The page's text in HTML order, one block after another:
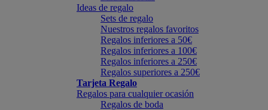
Ideas de regalo
Sets de regalo
Nuestros regalos favoritos
Regalos inferiores a 50€
Regalos inferiores a 100€
Regalos inferiores a 250€
Regalos superiores a 250€
Tarjeta Regalo
Regalos para cualquier ocasión
Regalos de boda